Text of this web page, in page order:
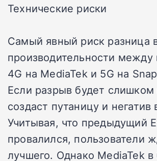
Технические риски
Самый явный риск разница
производительности между
4G на MediaTek и 5G на
Если разрыв будет слишком
создаст путаницу и негатив
Учитывая, что предыдущий
провалился, пользователи
лучшего. Однако MediaTek